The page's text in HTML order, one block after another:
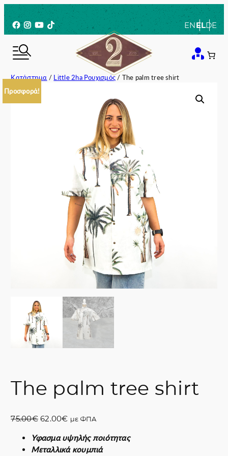
στο
περιεχόμενο
Facebook
Instagram
YouTube
TikTok ENELDE
Κατάστημα / Little 2ha Ρουχισμός/ The palm tree shirt
Προσφορά!
The palm tree shirt
75.00€ O
i
g
62.00€Η
ρ
έ
με ΦΠΑ
Υφασμα υψηλής ποιότητας
Μεταλλικά κουμπιά